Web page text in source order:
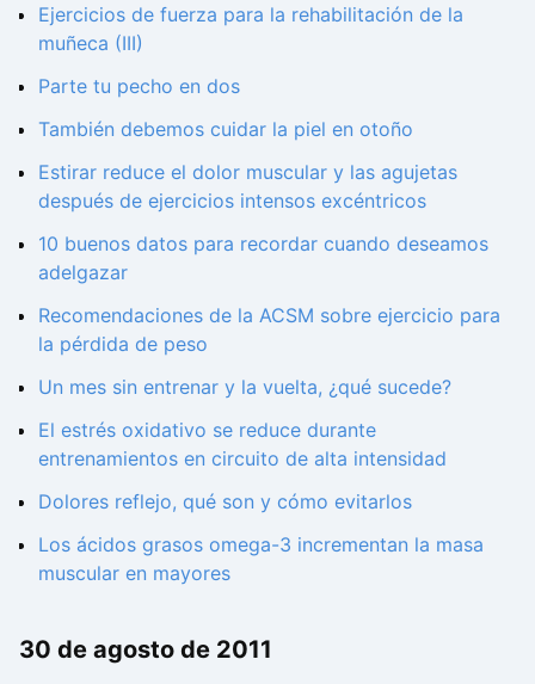
Ejercicios de fuerza para la rehabilitación de la
muñeca (III)
Parte tu pecho en dos
También debemos cuidar la piel en otoño
Estirar reduce el dolor muscular y las agujetas
después de ejercicios intensos excéntricos
10 buenos datos para recordar cuando deseamos
adelgazar
Recomendaciones de la ACSM sobre ejercicio para
la pérdida de peso
Un mes sin entrenar y la vuelta, ¿qué sucede?
El estrés oxidativo se reduce durante
entrenamientos en circuito de alta intensidad
Dolores reflejo, qué son y cómo evitarlos
Los ácidos grasos omega-3 incrementan la masa
muscular en mayores
30 de agosto de 2011